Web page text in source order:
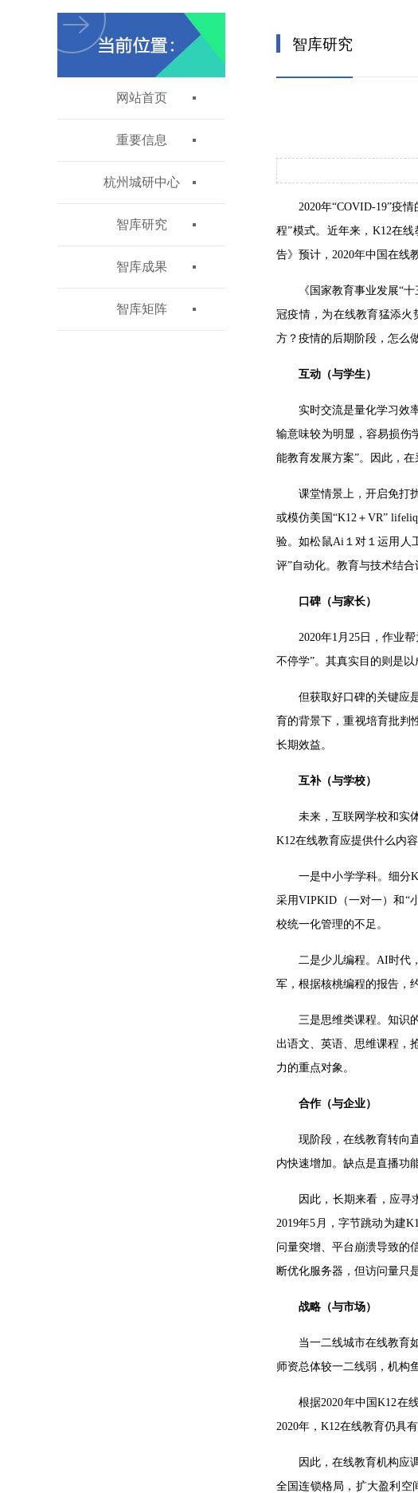
网站首页
重要信息
杭州城研中心
智库研究
智库成果
智库矩阵
智库研究
2020年“COVID-19”疫
程”模式。近年来，K12在
告》预计，2020年中国在线
《国家教育事业发展“
冠疫情，为在线教育猛添火
方？疫情的后期阶段，怎么
互动（与学生）
实时交流是量化学习效
输意味较为明显，容易损伤
能教育发展方案”。因此，
课堂情景上，开启免打
或模仿美国“K12＋VR”
验。如松鼠Ai１对１运用人
评”自动化。教育与技术结
口碑（与家长）
2020年1月25日，作业
不停学”。其真实目的则是
但获取好口碑的关键应
育的背景下，重视培育批判
长期效益。
互补（与学校）
未来，互联网学校和实
K12在线教育应提供什么内容
一是中小学学科。细分
采用VIPKID（一对一）和“
校统一化管理的不足。
二是少儿编程。AI时代
军，根据核桃编程的报告，
三是思维类课程。知识
出语文、英语、思维课程，
力的重点对象。
合作（与企业）
现阶段，在线教育转向
内快速增加。缺点是直播功
因此，长期来看，应寻
2019年5月，字节跳动为建
问量突增、平台崩溃导致的
断优化服务器，但访问量只
战略（与市场）
当一二线城市在线教育
师资总体较一二线弱，机构
根据2020年中国K12在
2020年，K12在线教育仍具
因此，在线教育机构应
全国连锁格局，扩大盈利空